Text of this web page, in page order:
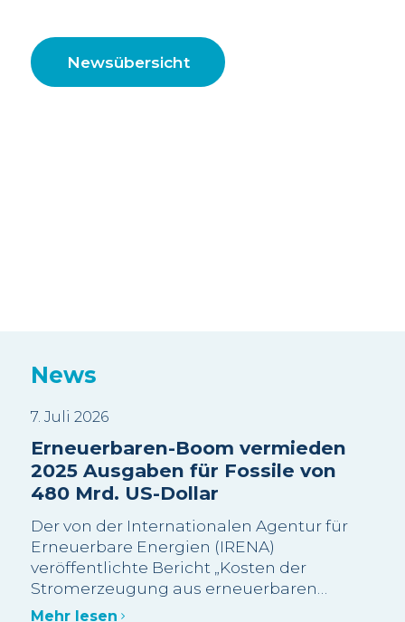
Newsübersicht
News
7. Juli 2026
Erneuerbaren-Boom vermieden
2025 Ausgaben für Fossile von
480 Mrd. US-Dollar
Der von der Internationalen Agentur für
Erneuerbare Energien (IRENA)
veröffentlichte Bericht „Kosten der
Stromerzeugung aus erneuerbaren
Energien im Jahr 2025“ schätzt, dass mehr
Mehr lesen